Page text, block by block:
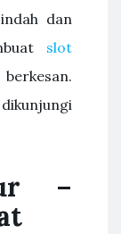
dan
slot
–